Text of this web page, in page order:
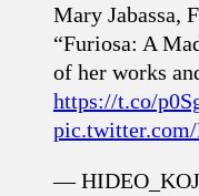
Mary Jabassa,
“Furiosa: A
of her works
https://t.co/
pic.twitter.com/
—